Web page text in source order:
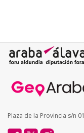
Plaza de la Provincia s/n